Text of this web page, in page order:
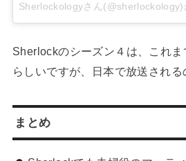
Sherlockologyさん(@sherlockology)
Sherlockのシーズン４は、これ
らしいですが、日本で放送される
まとめ